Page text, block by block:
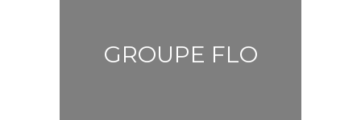
GROUPE FLO